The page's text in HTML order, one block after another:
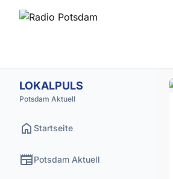
LOKALPULS
Potsdam Aktuell
home Startseite
newspaperPotsdam Aktuell